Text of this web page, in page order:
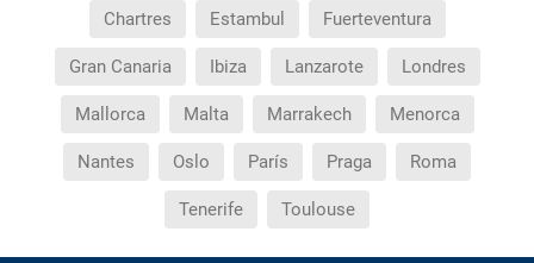
traslados?Chartres Estambul Fuerteventura
Gran Canaria Ibiza Lanzarote Londres
Mallorca Malta Marrakech Menorca
Nantes Oslo París Praga Roma
Tenerife Toulouse